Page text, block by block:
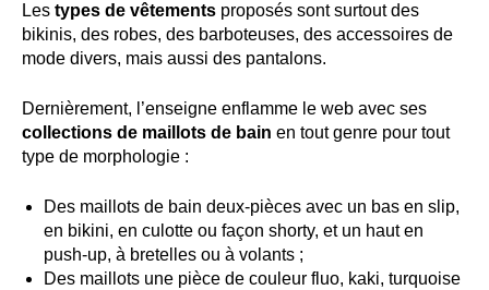
Les types de vêtements proposés sont surtout des
bikinis, des robes, des barboteuses, des accessoires de
mode divers, mais aussi des pantalons.
Dernièrement, l’enseigne enflamme le web avec ses
collections de maillots de bain en tout genre pour tout
type de morphologie :
Des maillots de bain deux-pièces avec un bas en slip,
en bikini, en culotte ou façon shorty, et un haut en
push-up, à bretelles ou à volants ;
Des maillots une pièce de couleur fluo, kaki, turquoise